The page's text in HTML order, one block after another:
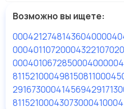
Возможно вы ищете:
000421274814360400004
00040110720004322107
000401067285000400
8115210004981508110004
2916730004145694
811521000430730004